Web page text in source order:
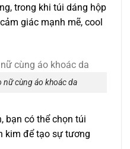
trong khi túi dáng hộp
giác mạnh mẽ, cool
nữ cùng áo khoác da
bạn có thể chọn túi
kim để tạo sự tương